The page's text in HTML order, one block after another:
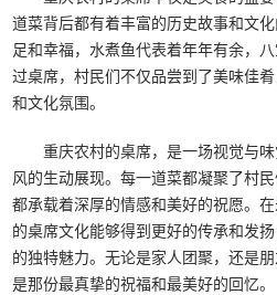
道菜背后都有着丰富的历史故事和文
足和幸福，水煮鱼代表着年年有余，
过桌席，村民们不仅品尝到了美味佳
和文化氛围。
重庆农村的桌席，是一场视觉与味
风的生动展现。每一道菜都凝聚了村
都承载着深厚的情感和美好的祝愿。
的桌席文化能够得到更好的传承和发
的独特魅力。无论是家人团聚，还是
是那份最真挚的祝福和最美好的回忆。